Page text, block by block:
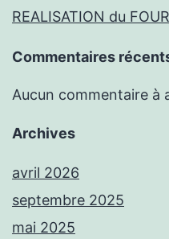
REALISATION du FOUR
Commentaires
Aucun commentaire à
Archives
avril 2026
septembre 2025
mai 2025